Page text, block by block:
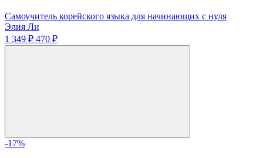
Самоучитель корейского языка для начинающих с нуля
Элия Ли
1 349 ₽ 470 ₽
-17%